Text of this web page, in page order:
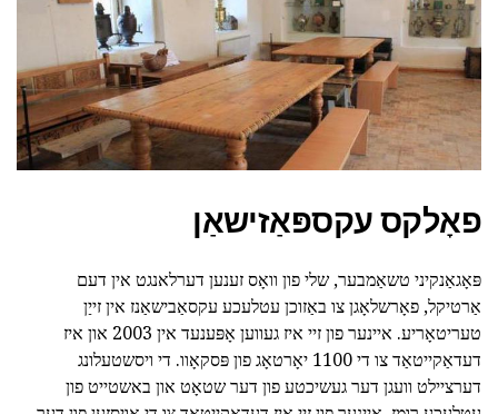
פאָלקס עקספּאַזישאַן
פּאָגאַנקיני טשאַמבער, שלי פון וואָס זענען דערלאנגט אין דעם
אַרטיקל, פאָרשלאָגן צו באַזוכן עטלעכע עקסאַבישאַנז אין זייַן
טעריטאָריע. איינער פון זיי איז געווען אָפּענעד אין 2003 און איז
דעדאַקייטאַד צו די 1100 יאָרטאָג פון פּסקאָוו. די ויסשטעלונג
דערציילט וועגן דער געשיכטע פון דער שטאָט און באשטייט פון